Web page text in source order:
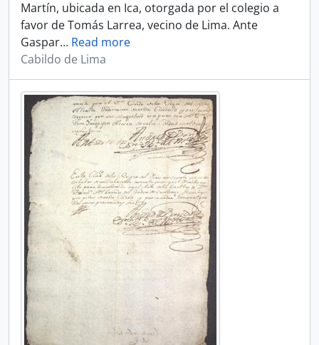
Martín, ubicada en Ica, otorgada por el colegio a
favor de Tomás Larrea, vecino de Lima. Ante
Gaspar… Read more
Cabildo de Lima